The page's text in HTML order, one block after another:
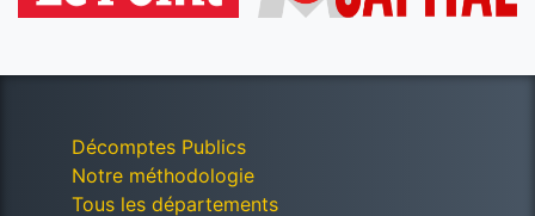
Décomptes Publics
Notre méthodologie
Tous les départements